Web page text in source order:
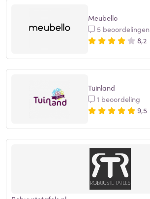
Meubello
5 beoordelingen
8,2
Tuinland
1 beoordeling
9,5